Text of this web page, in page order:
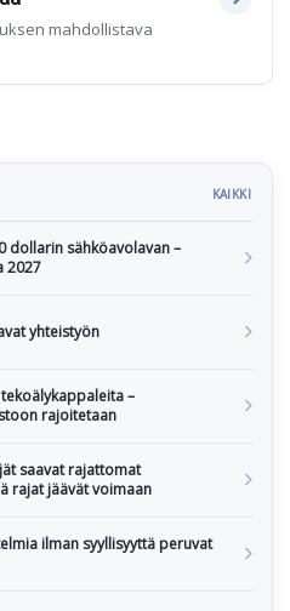
mahdollistava
KAIKKI
dollarin sähköavolavan –
2027
yhteistyön
–
rajoitetaan
saavat rajattomat
rajat jäävät voimaan
ilman syyllisyyttä peruvat